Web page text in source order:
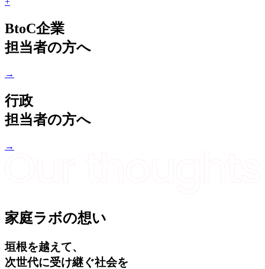
BtoC企業
担当者の方へ
→
行政
担当者の方へ
→
家庭ラボの想い
垣根を越えて、
次世代に受け継ぐ社会を